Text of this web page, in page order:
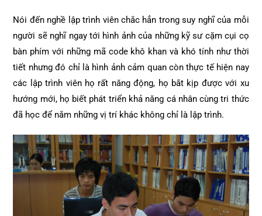
Nói đến nghề lập trình viên chắc hẳn trong suy nghĩ của mỗi
người sẽ nghĩ ngay tới hình ảnh của những kỹ sư cặm cụi cọ
bàn phím với những mã code khô khan và khó tính như thời
tiết nhưng đó chỉ là hình ảnh cảm quan còn thực tế hiện nay
các lập trình viên họ rất năng động, họ bắt kịp được với xu
hướng mới, họ biết phát triển khả năng cá nhân cùng tri thức
đã học để nắm những vị trí khác không chỉ là lập trình.